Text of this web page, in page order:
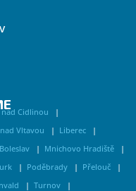
Cidlinou
Vltavou
Liberec
Mnichovo Hradiště
Poděbrady
Přelouč
Turnov